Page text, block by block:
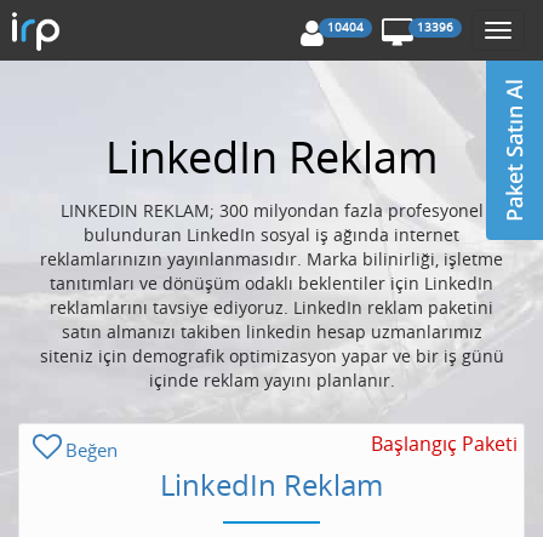
10404 13396
LinkedIn Reklam
LINKEDIN REKLAM; 300 milyondan fazla profesyonel
bulunduran LinkedIn sosyal iş ağında internet
reklamlarınızın yayınlanmasıdır. Marka bilinirliği, işletme
tanıtımları ve dönüşüm odaklı beklentiler için LinkedIn
reklamlarını tavsiye ediyoruz. LinkedIn reklam paketini
satın almanızı takiben linkedin hesap uzmanlarımız
siteniz için demografik optimizasyon yapar ve bir iş günü
içinde reklam yayını planlanır.
Beğen Başlangıç Paketi
LinkedIn Reklam